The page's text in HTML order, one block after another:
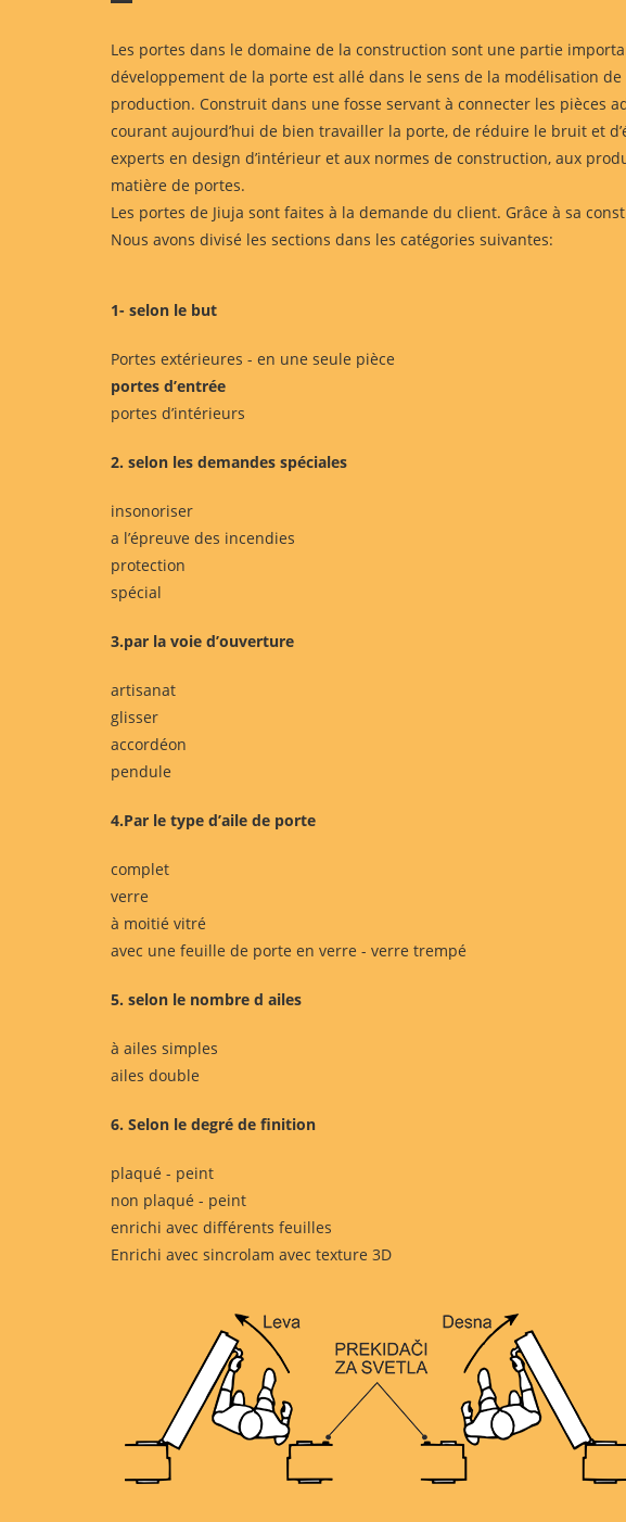
Les portes dans le domaine de la construction sont une partie
développement de la porte est allé dans le sens de la modélisation
production. Construit dans une fosse servant à connecter les pièces
courant aujourd’hui de bien travailler la porte, de réduire le bruit et
experts en design d’intérieur et aux normes de construction, aux
matière de portes.
Les portes de Jiuja sont faites à la demande du client. Grâce à sa
Nous avons divisé les sections dans les catégories suivantes:
1- selon le but
Portes extérieures - en une seule pièce
portes d’entrée
portes d’intérieurs
2. selon les demandes spéciales
insonoriser
a l’épreuve des incendies
protection
spécial
3.par la voie d’ouverture
artisanat
glisser
accordéon
pendule
4.Par le type d’aile de porte
complet
verre
à moitié vitré
avec une feuille de porte en verre - verre trempé
5. selon le nombre d ailes
à ailes simples
ailes double
6. Selon le degré de finition
plaqué - peint
non plaqué - peint
enrichi avec différents feuilles
Enrichi avec sincrolam avec texture 3D